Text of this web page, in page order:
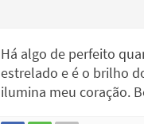
Há algo de perfeito
estrelado e é o brilho
ilumina meu coração.